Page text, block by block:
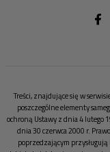
Treści, znajdujące się w
poszczególne elementy
ochroną Ustawy z dnia 4 lutego
dnia 30 czerwca 2000 r.
poprzedzającym